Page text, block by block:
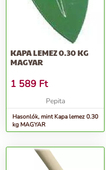
KAPA LEMEZ 0.30 KG
MAGYAR
1 589 Ft
Pepita
Hasonlók, mint Kapa lemez 0.30
kg MAGYAR